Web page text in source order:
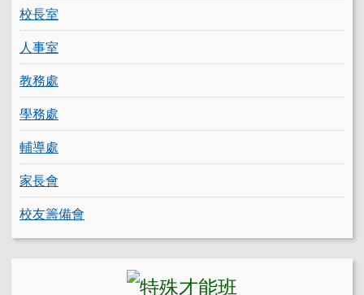
校長室
人事室
教務處
學務處
輔導處
家長會
校友籌備會